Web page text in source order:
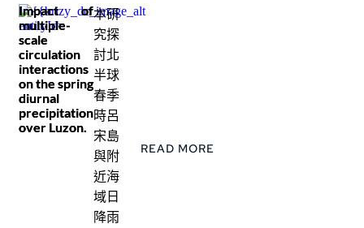
Impact of
multiple-
scale
circulation
interactions
on the spring
diurnal
precipitation
over Luzon.
本研
究探
討北
半球
春季
時呂
宋島
與附
近海
域日
降雨
READ MORE